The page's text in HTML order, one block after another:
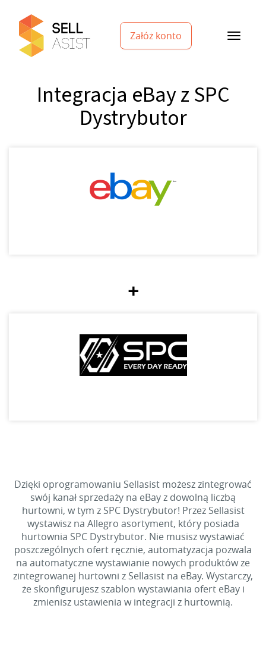
Załóż konto
Integracja eBay z SPC
Dystrybutor
+
Dzięki oprogramowaniu Sellasist możesz zintegrować
swój kanał sprzedaży na eBay z dowolną liczbą
hurtowni, w tym z SPC Dystrybutor! Przez Sellasist
wystawisz na Allegro asortyment, który posiada
hurtownia SPC Dystrybutor. Nie musisz wystawiać
poszczególnych ofert ręcznie, automatyzacja pozwala
na automatyczne wystawianie nowych produktów ze
zintegrowanej hurtowni z Sellasist na eBay. Wystarczy,
że skonfigurujesz szablon wystawiania ofert eBay i
zmienisz ustawienia w integracji z hurtownią.